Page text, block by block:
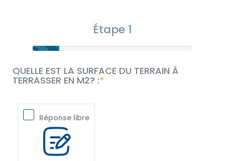
Étape 1
QUELLE EST LA SURFACE DU TERRAIN À
TERRASSER EN M2? :
Réponse libre